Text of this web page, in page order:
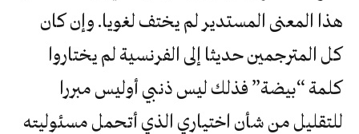
هذا المعنى المستدير لم يختف لغويا. وإن كان
كل المترجمين حديثا إلى الفرنسية لم يختاروا
كلمة “بيضة” فذلك ليس ذنبي أوليس مبررا
للتقليل من شأن اختياري الذي أتحمل مسئوليته